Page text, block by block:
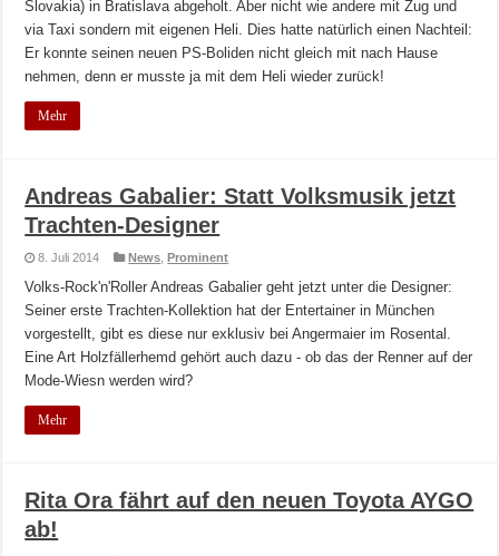
Slovakia) in Bratislava abgeholt. Aber nicht wie andere mit Zug und
via Taxi sondern mit eigenen Heli. Dies hatte natürlich einen Nachteil:
Er konnte seinen neuen PS-Boliden nicht gleich mit nach Hause
nehmen, denn er musste ja mit dem Heli wieder zurück!
Mehr
Andreas Gabalier: Statt Volksmusik jetzt
Trachten-Designer
8. Juli 2014 News ,Prominent
Volks-Rock'n'Roller Andreas Gabalier geht jetzt unter die Designer:
Seiner erste Trachten-Kollektion hat der Entertainer in München
vorgestellt, gibt es diese nur exklusiv bei Angermaier im Rosental.
Eine Art Holzfällerhemd gehört auch dazu - ob das der Renner auf der
Mode-Wiesn werden wird?
Mehr
Rita Ora fährt auf den neuen Toyota AYGO
ab!